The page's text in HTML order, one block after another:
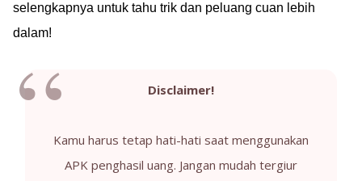
selengkapnya untuk tahu trik dan peluang cuan lebih
dalam!
Disclaimer!
Kamu harus tetap hati-hati saat menggunakan
APK penghasil uang. Jangan mudah tergiur